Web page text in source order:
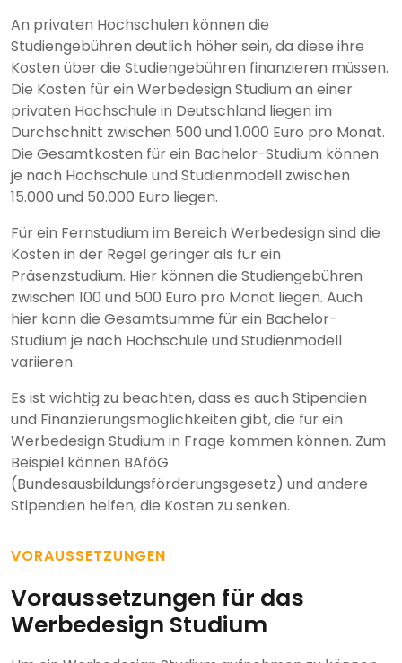
An privaten Hochschulen können die
Studiengebühren deutlich höher sein, da diese ihre
Kosten über die Studiengebühren finanzieren müssen.
Die Kosten für ein Werbedesign Studium an einer
privaten Hochschule in Deutschland liegen im
Durchschnitt zwischen 500 und 1.000 Euro pro Monat.
Die Gesamtkosten für ein Bachelor-Studium können
je nach Hochschule und Studienmodell zwischen
15.000 und 50.000 Euro liegen.
Für ein Fernstudium im Bereich Werbedesign sind die
Kosten in der Regel geringer als für ein
Präsenzstudium. Hier können die Studiengebühren
zwischen 100 und 500 Euro pro Monat liegen. Auch
hier kann die Gesamtsumme für ein Bachelor-
Studium je nach Hochschule und Studienmodell
variieren.
Es ist wichtig zu beachten, dass es auch Stipendien
und Finanzierungsmöglichkeiten gibt, die für ein
Werbedesign Studium in Frage kommen können. Zum
Beispiel können BAföG
(Bundesausbildungsförderungsgesetz) und andere
Stipendien helfen, die Kosten zu senken.
VORAUSSETZUNGEN
Voraussetzungen für das
Werbedesign Studium